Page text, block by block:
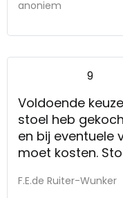
anoniem
9
Voldoende
stoel heb
en bij eventuele
moet kosten.
hebben.
F.E.de Ruiter-Wunker